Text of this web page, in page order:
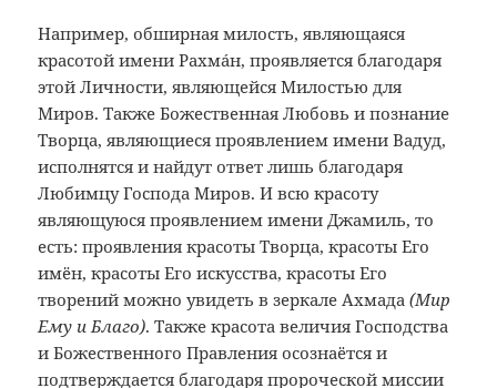
Например, обширная милость, являющаяся
красотой имени Рахмáн, проявляется благодаря
этой Личности, являющейся Милостью для
Миров. Также Божественная Любовь и познание
Творца, являющиеся проявлением имени Вадуд,
исполнятся и найдут ответ лишь благодаря
Любимцу Господа Миров. И всю красоту
являющуюся проявлением имени Джамиль, то
есть: проявления красоты Творца, красоты Его
имён, красоты Его искусства, красоты Его
творений можно увидеть в зеркале Ахмада(Мир
Ему и Благо). Также красота величия Господства
и Божественного Правления осознаётся и
подтверждается благодаря пророческой миссии